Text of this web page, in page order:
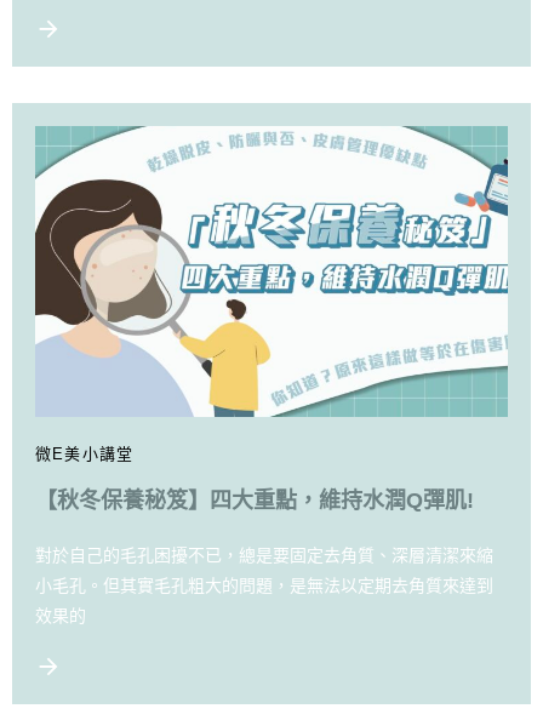
微E美小講堂
【秋冬保養秘笈】四大重點，維持水潤Q彈肌!
對於自己的毛孔困擾不已，總是要固定去角質、深層清潔來縮
小毛孔。但其實毛孔粗大的問題，是無法以定期去角質來達到
效果的